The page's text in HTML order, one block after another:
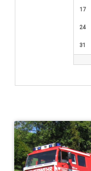
17
24
31